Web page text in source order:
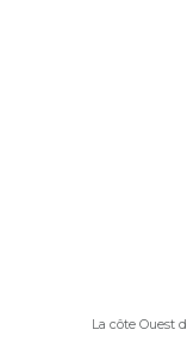
La côte Ouest